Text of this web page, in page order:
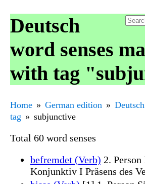
Deutsch
word senses
with tag
Home German edition Deutsch
tag
subjunctive
Total 60 word senses
befremdet (Verb) 2. Person
Konjunktiv I Präsens des